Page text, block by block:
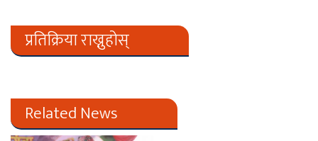
प्रतिक्रिया राख्नुहोस्
Related News